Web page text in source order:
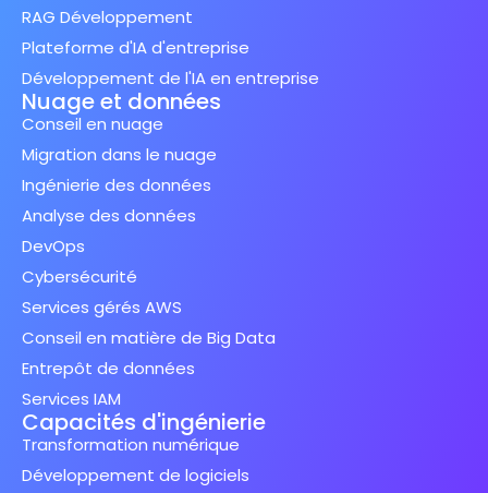
RAG Développement
Plateforme d'IA d'entreprise
Développement de l'IA en entreprise
Nuage et données
Conseil en nuage
Migration dans le nuage
Ingénierie des données
Analyse des données
DevOps
Cybersécurité
Services gérés AWS
Conseil en matière de Big Data
Entrepôt de données
Services IAM
Capacités d'ingénierie
Transformation numérique
Développement de logiciels